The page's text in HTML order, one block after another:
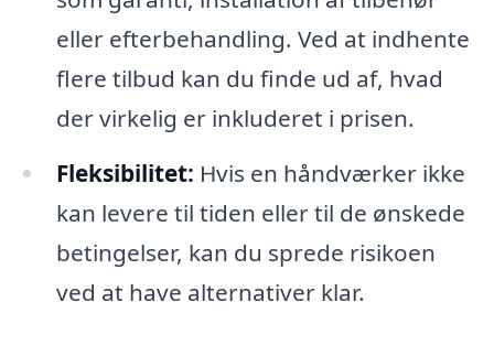
eller efterbehandling. Ved at indhente
flere tilbud kan du finde ud af, hvad
der virkelig er inkluderet i prisen.
Fleksibilitet: Hvis en håndværker ikke
kan levere til tiden eller til de ønskede
betingelser, kan du sprede risikoen
ved at have alternativer klar.